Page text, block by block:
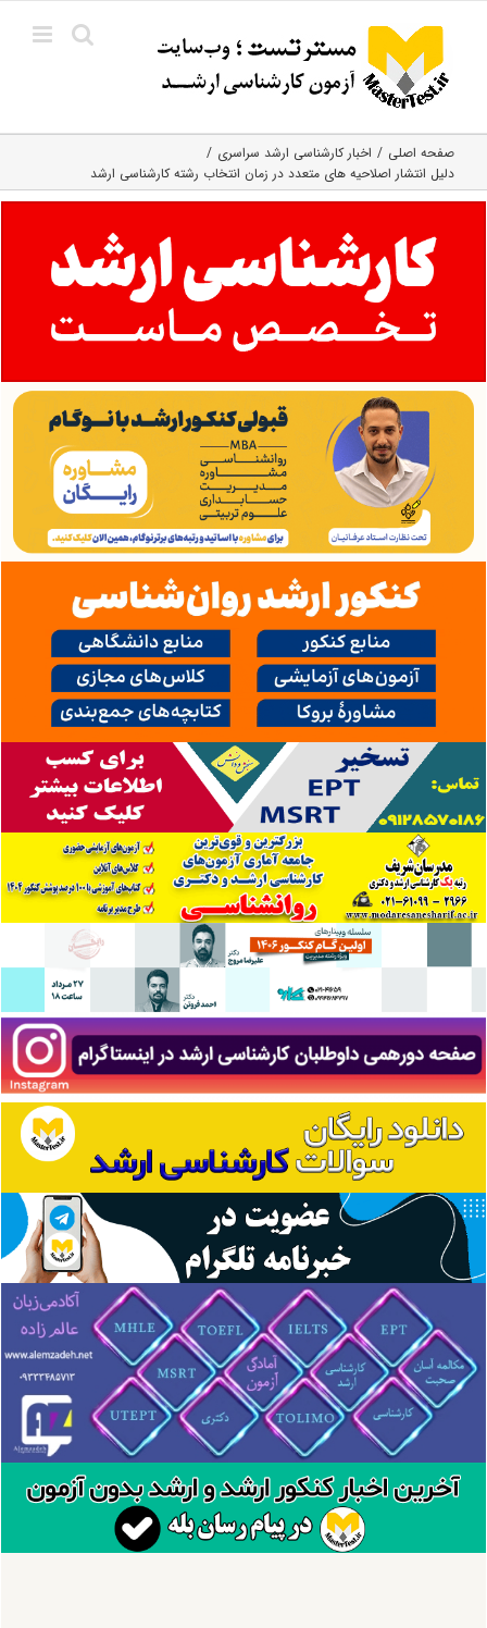
content
صفحه اصلی
اخبار کارشناسی ارشد سراسری
دلیل انتشار اصلاحیه‌ های متعدد در زمان انتخاب رشته کارشناسی‌ ارشد